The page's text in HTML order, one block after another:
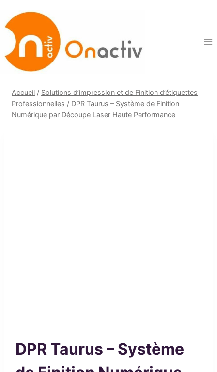
au
contenu
Accueil / Solutions d’impression et de Finition d’étiquettes
Professionnelles / DPR Taurus – Système de Finition
Numérique par Découpe Laser Haute Performance
DPR Taurus – Système